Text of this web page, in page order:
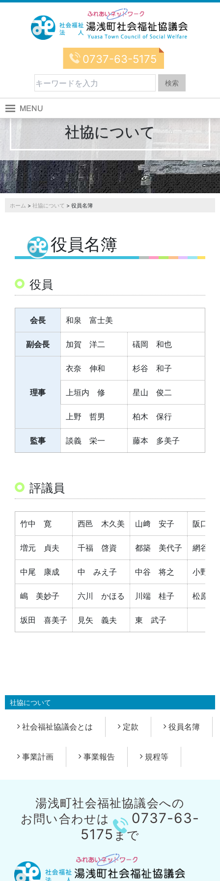
0737-63-5175
社協について
ホーム > 社協について > 役員名簿
役員名簿
役員
会長 和泉 富士美
副会長 加賀 洋二 礒岡 和也
理事
衣奈 伸和 杉谷 和子
上垣内 修 星山 俊二
上野 哲男 柏木 保行
監事 談義 栄一 藤本 多美子
評議員
竹中 寛 西邑 木久美 山﨑 安子 阪口
増元 貞夫 千福 啓資 都築 美代子 網谷
中尾 康成 中 みえ子 中谷 将之 小野
嶋 美妙子 六川 かほる 川端 桂子 松原
坂田 喜美子 見矢 義夫 東 武子
社協について
社会福祉協議会とは 定款 役員名簿
事業計画 事業報告 規程等
湯浅町社会福祉協議会への
お問い合わせは
0737-63-
5175 まで